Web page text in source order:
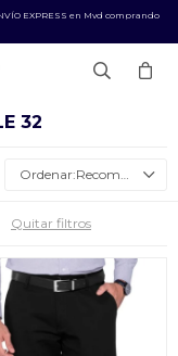
EXPRESS en Mvd comprando
32
Recomendados
Quitar filtros